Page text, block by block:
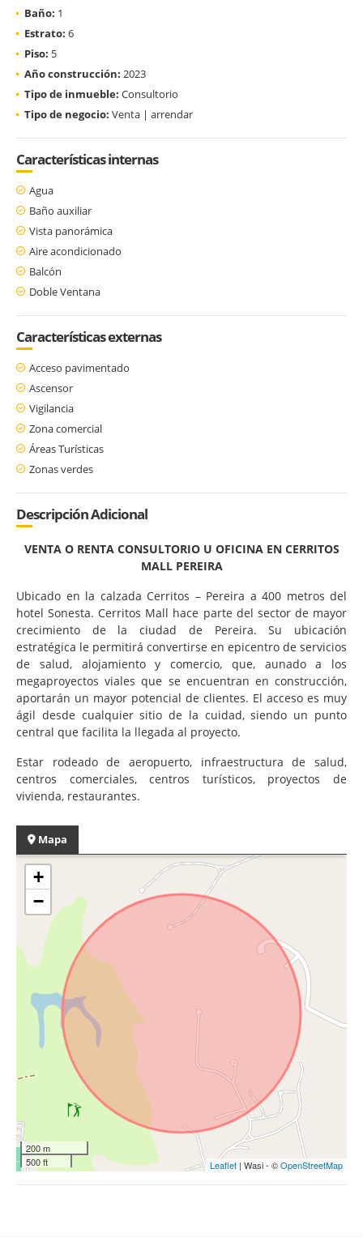
Baño: 1
Estrato: 6
Piso: 5
Año construcción: 2023
Tipo de inmueble: Consultorio
Tipo de negocio: Venta | arrendar
Características internas
Agua
Baño auxiliar
Vista panorámica
Aire acondicionado
Balcón
Doble Ventana
Características externas
Acceso pavimentado
Ascensor
Vigilancia
Zona comercial
Áreas Turísticas
Zonas verdes
Descripción Adicional
VENTA O RENTA CONSULTORIO U OFICINA EN CERRITOS
MALL PEREIRA
Ubicado en la calzada Cerritos – Pereira a 400 metros del
hotel Sonesta. Cerritos Mall hace parte del sector de mayor
crecimiento de la ciudad de Pereira. Su ubicación
estratégica le permitirá convertirse en epicentro de servicios
de salud, alojamiento y comercio, que, aunado a los
megaproyectos viales que se encuentran en construcción,
aportarán un mayor potencial de clientes. El acceso es muy
ágil desde cualquier sitio de la cuidad, siendo un punto
central que facilita la llegada al proyecto.
Estar rodeado de aeropuerto, infraestructura de salud,
centros comerciales, centros turísticos, proyectos de
vivienda, restaurantes.
Mapa
+
−
200 m
500 ft
Leaflet | Wasi - ©OpenStreetMap